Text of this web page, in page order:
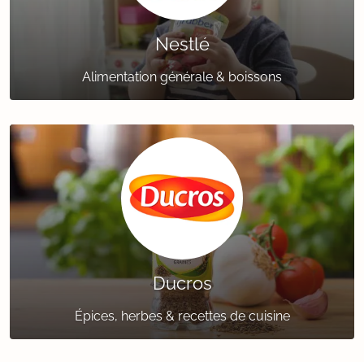
Nestlé
Alimentation générale & boissons
Ducros
Épices, herbes & recettes de cuisine